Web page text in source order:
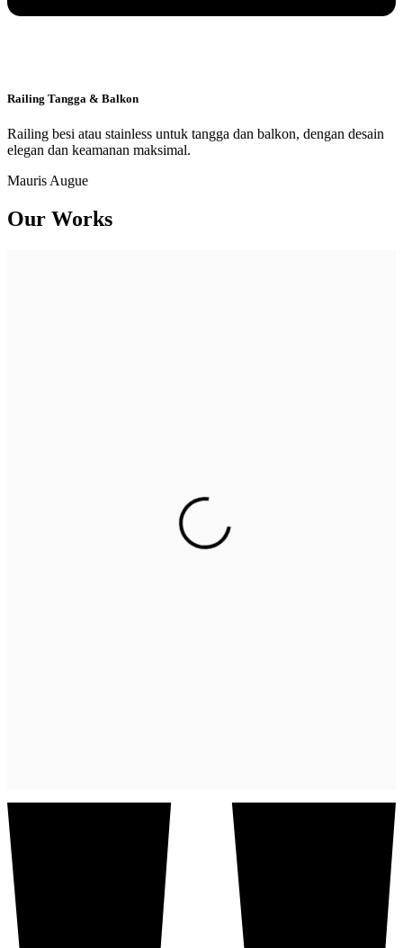
Railing Tangga & Balkon
Railing besi atau stainless untuk tangga dan balkon, dengan desain
elegan dan keamanan maksimal.
Mauris Augue
Our Works